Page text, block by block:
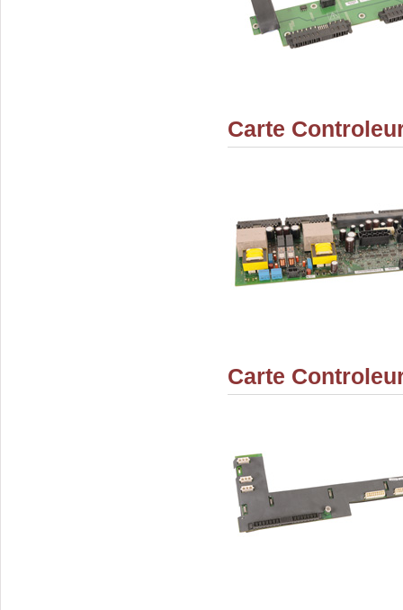
Carte
Carte